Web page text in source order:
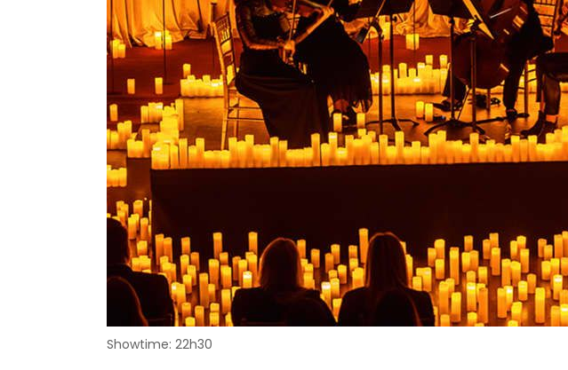
Showtime: 22h30